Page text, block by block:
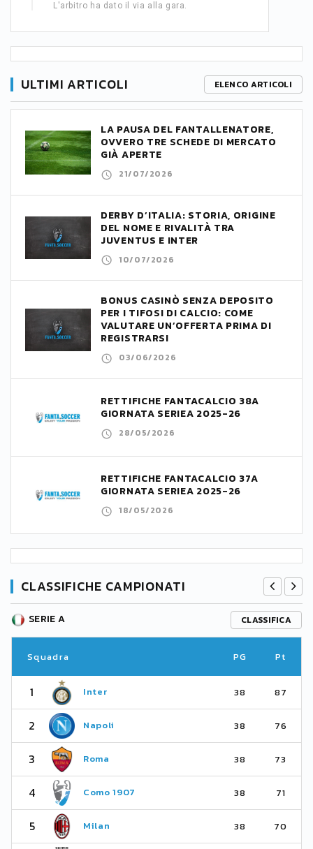
L'arbitro ha dato il via alla gara.
ULTIMI ARTICOLI ELENCO ARTICOLI
LA PAUSA DEL FANTALLENATORE,
OVVERO TRE SCHEDE DI MERCATO
GIÀ APERTE
21/07/2026
DERBY D’ITALIA: STORIA, ORIGINE
DEL NOME E RIVALITÀ TRA
JUVENTUS E INTER
10/07/2026
BONUS CASINÒ SENZA DEPOSITO
PER I TIFOSI DI CALCIO: COME
VALUTARE UN’OFFERTA PRIMA DI
REGISTRARSI
03/06/2026
RETTIFICHE FANTACALCIO 38A
GIORNATA SERIEA 2025-26
28/05/2026
RETTIFICHE FANTACALCIO 37A
GIORNATA SERIEA 2025-26
18/05/2026
CLASSIFICHE CAMPIONATI
SERIE A CLASSIFICA
Squadra PG Pt
1 Inter 38 87
2 Napoli 38 76
3 Roma 38 73
4 Como 1907 38 71
5 Milan 38 70